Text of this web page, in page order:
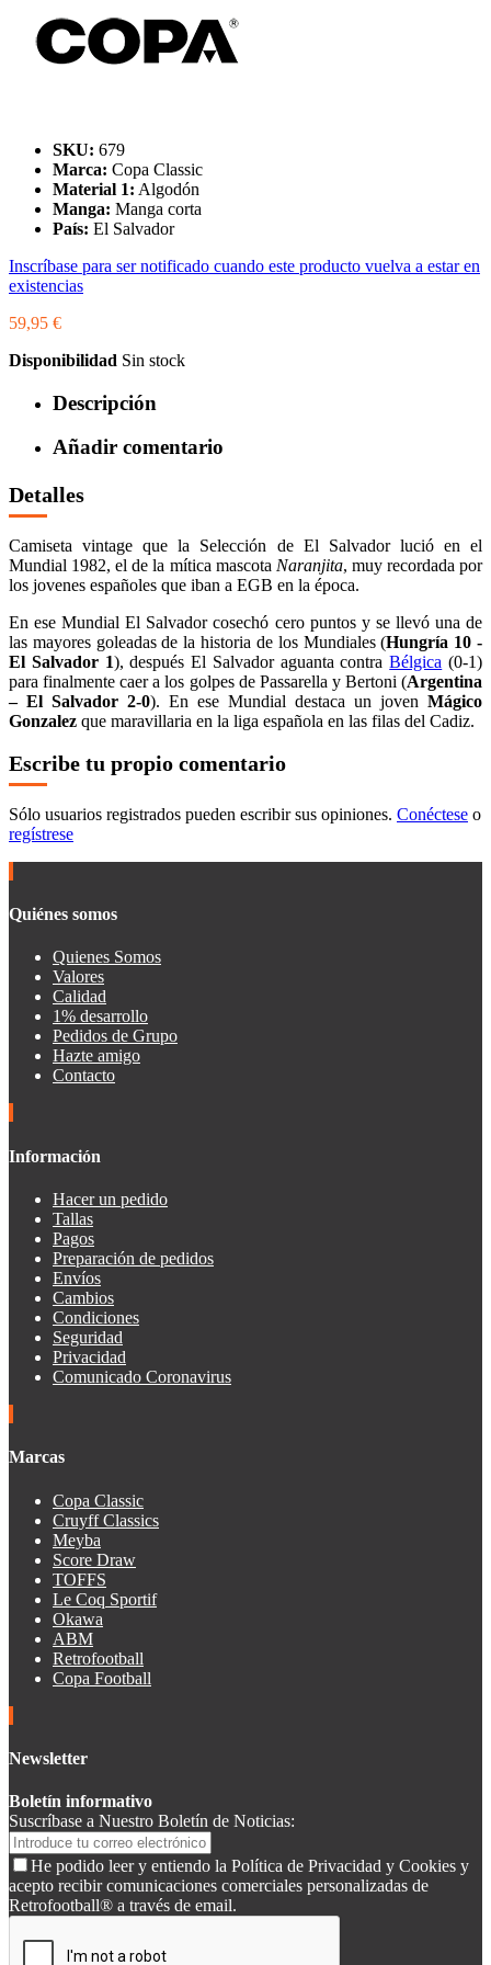
SKU: 679
Marca: Copa Classic
Material 1: Algodón
Manga: Manga corta
País: El Salvador
Inscríbase para ser notificado cuando este producto vuelva a estar en
existencias
59,95 €
Disponibilidad Sin stock
Descripción
Añadir comentario
Detalles
Camiseta vintage que la Selección de El Salvador lució en el
Mundial 1982, el de la mítica mascota Naranjita, muy recordada por
los jovenes españoles que iban a EGB en la época.
En ese Mundial El Salvador cosechó cero puntos y se llevó una de
las mayores goleadas de la historia de los Mundiales (Hungría 10 -
El Salvador 1), después El Salvador aguanta contraBélgica (0-1)
para finalmente caer a los golpes de Passarella y Bertoni (Argentina
– El Salvador 2-0). En ese Mundial destaca un joven Mágico
Gonzalez que maravillaria en la liga española en las filas del Cadiz.
Escribe tu propio comentario
Sólo usuarios registrados pueden escribir sus opiniones. Conéctese o
regístrese
Quiénes somos
Quienes Somos
Valores
Calidad
1% desarrollo
Pedidos de Grupo
Hazte amigo
Contacto
Información
Hacer un pedido
Tallas
Pagos
Preparación de pedidos
Envíos
Cambios
Condiciones
Seguridad
Privacidad
Comunicado Coronavirus
Marcas
Copa Classic
Cruyff Classics
Meyba
Score Draw
TOFFS
Le Coq Sportif
Okawa
ABM
Retrofootball
Copa Football
Newsletter
Boletín informativo
Suscríbase a Nuestro Boletín de Noticias:
He podido leer y entiendo la Política de Privacidad y Cookies y
acepto recibir comunicaciones comerciales personalizadas de
Retrofootball® a través de email.